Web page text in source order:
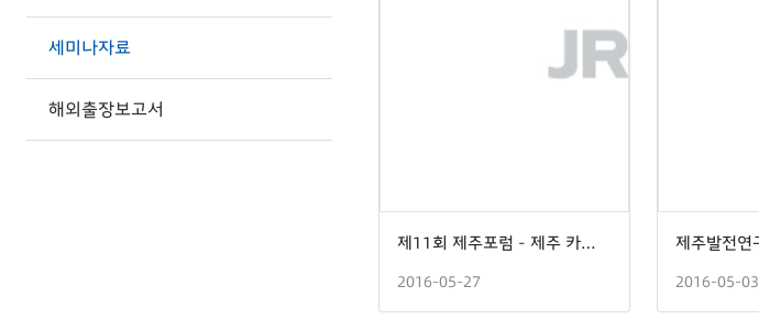
세미나자료
해외출장보고서
제11회 제주포럼 - 제주 카본 프리 아일랜드 Quo Vadis
2016-05-27 2016-05-03